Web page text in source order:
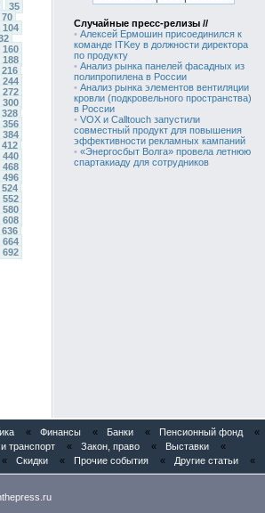
35
70
104
160
188
216
244
272
300
328
356
384
412
440
468
496
524
552
580
608
636
664
692
Случайные пресс-релизы //
• Алексей Ермошин присоединился к
команде ITKey в должности директора
по продукту
• Анализ рынка панелей фасадных из
полипропилена в России
• Анализ рынка элементов вентиляции
кровли (подкровельного пространства)
в России
• VOX и Calltouch запустили
совместный продукт для повышения
эффективности рекламных кампаний
• «Энергосбыт Волга» провела летнюю
спартакиаду для сотрудников
« Финансы « Банки « Пенсионный фонд
«
транспорт « Закон, право « Выставки
«
« Скидки « Прочие события « Другие статьи «